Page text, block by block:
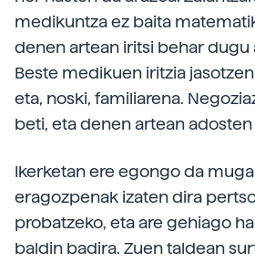
medikuntza ez baita
denen artean iritsi behar dugu
Beste medikuen iritzia
eta, noski, familiarena.
beti, eta denen artean
Ikerketan ere egongo da
eragozpenak izaten dira
probatzeko, eta are gehiago
baldin badira. Zuen taldean